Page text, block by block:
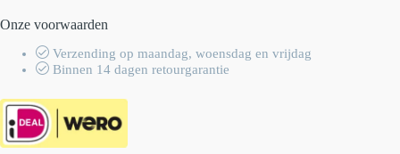
Onze voorwaarden
Verzending op maandag, woensdag en vrijdag
Binnen 14 dagen retourgarantie